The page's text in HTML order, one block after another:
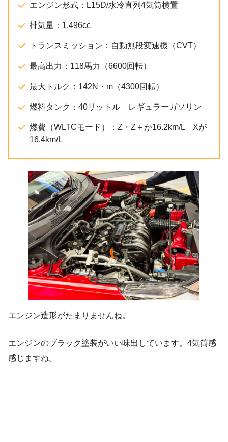
エンジン形式：L15D/水冷直列4気筒横置
排気量：1,496cc
トランスミッション：自動無段変速機（CVT）
最高出力：118馬力（6600回転）
最大トルク：142N・m（4300回転）
燃料タンク：40リットル レギュラーガソリン
燃費（WLTCモード）：Z・Z＋が16.2km/L Xが
16.4km/L
エンジン造形がたまりませんね。
エンジンのブラック塗装がいい味出しています。4気筒感
感じますね。